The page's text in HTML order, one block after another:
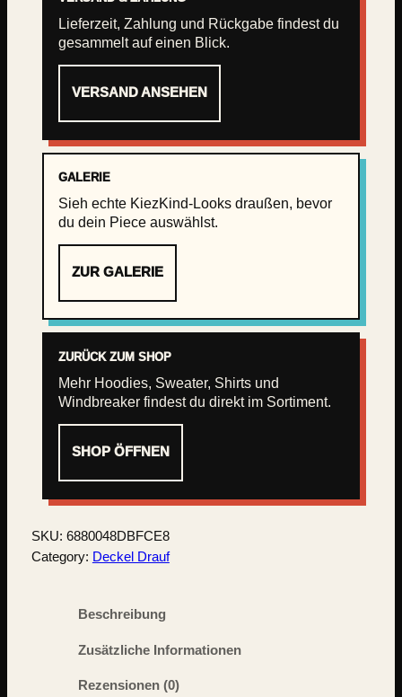
Lieferzeit, Zahlung und Rückgabe findest du
gesammelt auf einen Blick.
VERSAND ANSEHEN
GALERIE
Sieh echte KiezKind-Looks draußen, bevor
du dein Piece auswählst.
ZUR GALERIE
ZURÜCK ZUM SHOP
Mehr Hoodies, Sweater, Shirts und
Windbreaker findest du direkt im Sortiment.
SHOP ÖFFNEN
SKU: 6880048DBFCE8
Category: Deckel Drauf
Beschreibung
Zusätzliche Informationen
Rezensionen (0)